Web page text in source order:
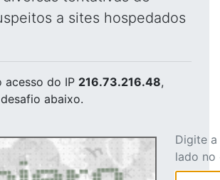
a sites hospedados
acesso do IP 216.73.216.48,
abaixo.
Digite
lado no